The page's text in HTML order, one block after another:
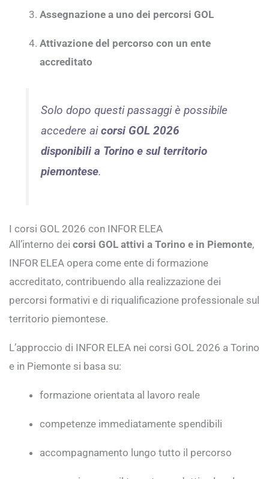
Assegnazione a uno dei percorsi GOL
Attivazione del percorso con un ente
accreditato
Solo dopo questi passaggi è possibile
accedere aicorsi GOL 2026
disponibili a Torino e sul territorio
piemontese.
I corsi GOL 2026 con INFOR ELEA
All’interno dei corsi GOL attivi a Torino e in Piemonte,
INFOR ELEA opera come ente di formazione
accreditato, contribuendo alla realizzazione dei
percorsi formativi e di riqualificazione professionale sul
territorio piemontese.
L’approccio di INFOR ELEA nei corsi GOL 2026 a Torino
e in Piemonte si basa su:
formazione orientata al lavoro reale
competenze immediatamente spendibili
accompagnamento lungo tutto il percorso